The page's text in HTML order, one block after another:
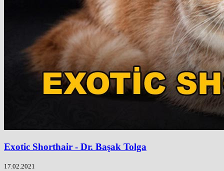
Exotic Shorthair - Dr. Başak Tolga
17.02.2021